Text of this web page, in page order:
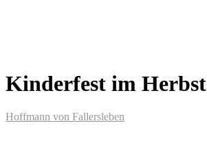
Kinderfest im Herbst
Hoffmann von Fallersleben